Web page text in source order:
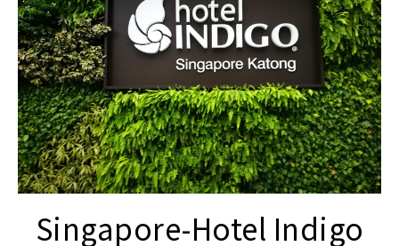
Singapore-Hotel Indigo